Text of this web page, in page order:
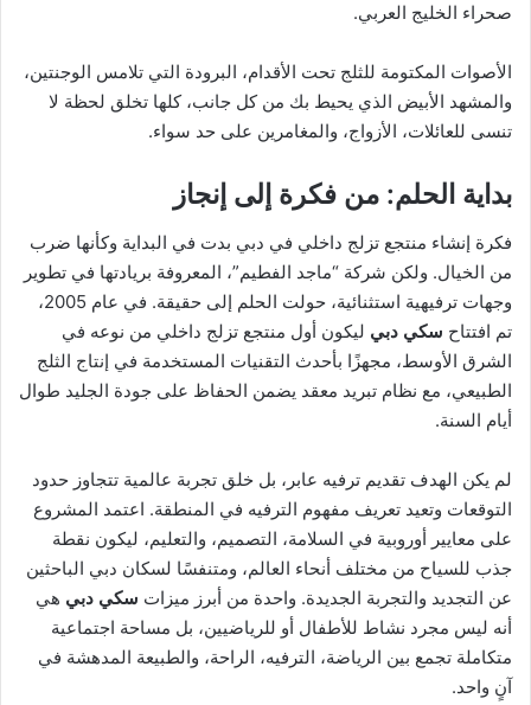
صحراء الخليج العربي.
الأصوات المكتومة للثلج تحت الأقدام، البرودة التي تلامس الوجنتين،
والمشهد الأبيض الذي يحيط بك من كل جانب، كلها تخلق لحظة لا
تنسى للعائلات، الأزواج، والمغامرين على حد سواء.
بداية الحلم: من فكرة إلى إنجاز
فكرة إنشاء منتجع تزلج داخلي في دبي بدت في البداية وكأنها ضرب
من الخيال. ولكن شركة “ماجد الفطيم”، المعروفة بريادتها في تطوير
وجهات ترفيهية استثنائية، حولت الحلم إلى حقيقة. في عام 2005،
تم افتتاح سكي دبي ليكون أول منتجع تزلج داخلي من نوعه في
الشرق الأوسط، مجهزًا بأحدث التقنيات المستخدمة في إنتاج الثلج
الطبيعي، مع نظام تبريد معقد يضمن الحفاظ على جودة الجليد طوال
أيام السنة.
لم يكن الهدف تقديم ترفيه عابر، بل خلق تجربة عالمية تتجاوز حدود
التوقعات وتعيد تعريف مفهوم الترفيه في المنطقة. اعتمد المشروع
على معايير أوروبية في السلامة، التصميم، والتعليم، ليكون نقطة
جذب للسياح من مختلف أنحاء العالم، ومتنفسًا لسكان دبي الباحثين
عن التجديد والتجربة الجديدة. واحدة من أبرز ميزات سكي دبي هي
أنه ليس مجرد نشاط للأطفال أو للرياضيين، بل مساحة اجتماعية
متكاملة تجمع بين الرياضة، الترفيه، الراحة، والطبيعة المدهشة في
آنٍ واحد.